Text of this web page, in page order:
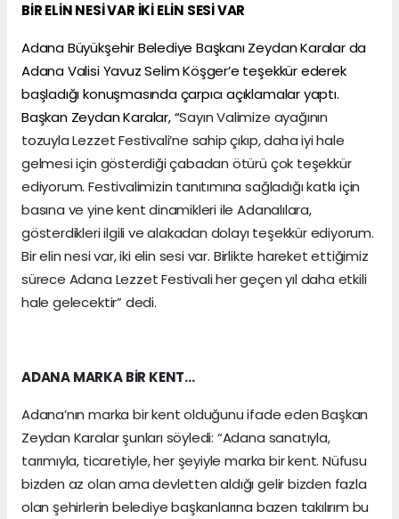
BİR ELİN NESİ VAR İKİ ELİN SESİ VAR
Adana Büyükşehir Belediye Başkanı Zeydan Karalar da
Adana Valisi Yavuz Selim Köşger’e teşekkür ederek
başladığı konuşmasında çarpıcı açıklamalar yaptı.
Başkan Zeydan Karalar, “Sayın Valimize ayağının
tozuyla Lezzet Festivali’ne sahip çıkıp, daha iyi hale
gelmesi için gösterdiği çabadan ötürü çok teşekkür
ediyorum. Festivalimizin tanıtımına sağladığı katkı için
basına ve yine kent dinamikleri ile Adanalılara,
gösterdikleri ilgili ve alakadan dolayı teşekkür ediyorum.
Bir elin nesi var, iki elin sesi var. Birlikte hareket ettiğimiz
sürece Adana Lezzet Festivali her geçen yıl daha etkili
hale gelecektir” dedi.
ADANA MARKA BİR KENT…
Adana’nın marka bir kent olduğunu ifade eden Başkan
Zeydan Karalar şunları söyledi: “Adana sanatıyla,
tarımıyla, ticaretiyle, her şeyiyle marka bir kent. Nüfusu
bizden az olan ama devletten aldığı gelir bizden fazla
olan şehirlerin belediye başkanlarına bazen takılırım bu